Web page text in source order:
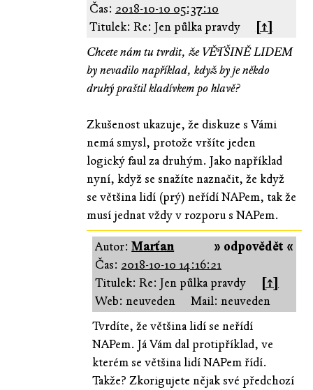
Čas: 2018-10-10 05:37:10
Titulek: Re: Jen půlka pravdy
[↑]
Chcete nám tu tvrdit, že VĚTŠINĚ LIDEM
by nevadilo například, když by je někdo
druhý praštil kladívkem po hlavě?
Zkušenost ukazuje, že diskuze s Vámi
nemá smysl, protože vršíte jeden
logický faul za druhým. Jako například
nyní, když se snažíte naznačit, že když
se většina lidí (prý) neřídí NAPem, tak že
musí jednat vždy v rozporu s NAPem.
» odpovědět «
Autor:Marťan
Čas: 2018-10-10 14:16:21
Titulek: Re: Jen půlka pravdy
[↑]
Web: neuveden
Mail: neuveden
Tvrdíte, že většina lidí se neřídí
NAPem. Já Vám dal protipříklad, ve
kterém se většina lidí NAPem řídí.
Takže? Zkorigujete nějak své předchozí